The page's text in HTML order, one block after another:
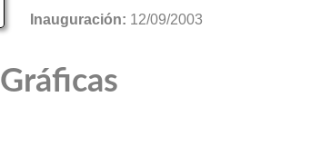
Inauguración: 12/09/2003
Gráficas